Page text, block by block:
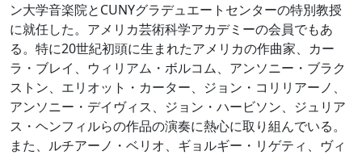
ン大学音楽院とCUNYグラデュエートセンターの特別教授
に就任した。アメリカ芸術科学アカデミーの会員でもあ
る。特に20世紀初頭に生まれたアメリカの作曲家、カー
ラ・ブレイ、ウィリアム・ボルコム、アンソニー・ブラク
ストン、エリオット・カーター、ジョン・コリリアーノ、
アンソニー・デイヴィス、ジョン・ハービソン、ジュリア
ス・ヘンフィルらの作品の演奏に熱心に取り組んでいる。
また、ルチアーノ・ベリオ、ギョルギー・リゲティ、ヴィ